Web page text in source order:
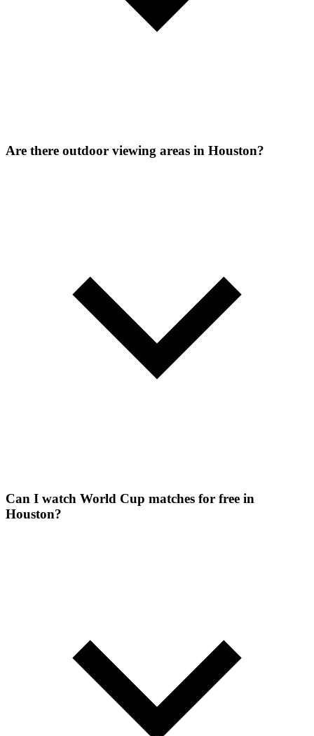
Are there outdoor viewing areas in Houston?
Can I watch World Cup matches for free in
Houston?